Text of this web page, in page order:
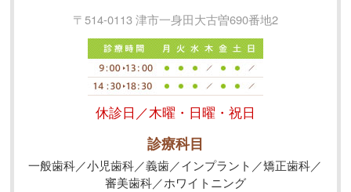
〒514-0113津市一身田大古曽690番地2
休診日／木曜・日曜・祝日
診療科目
一般歯科／小児歯科／義歯／インプラント／矯正歯科／
審美歯科／ホワイトニング